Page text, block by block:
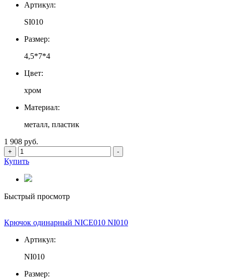
Артикул:
SI010
Размер:
4,5*7*4
Цвет:
хром
Материал:
металл, пластик
1 908 руб.
+ -
Купить
Быстрый просмотр
Крючок одинарный NICE010 NI010
Артикул:
NI010
Размер: